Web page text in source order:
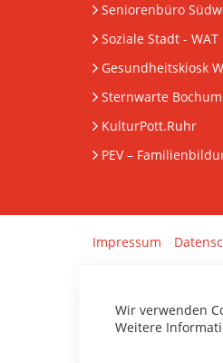
Seniorenbüro
Soziale Stadt - WAT
Gesundheitskiosk
Sternwarte Bochum
KulturPott.Ruhr
PEV–
Impressum
Wir verwenden
Weitere